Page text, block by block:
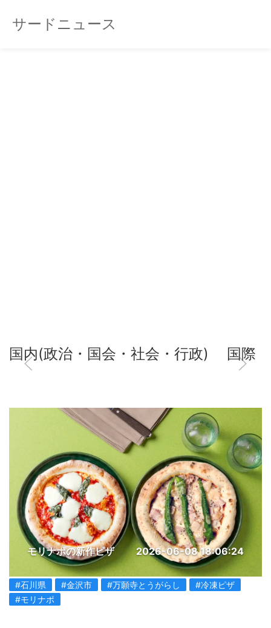
サードニュース
国内(政治・国会・社会・行政) 国際
モリナポの新作ピザ 2026-06-08 18:06:24
#石川県 #金沢市 #万願寺とうがらし
#冷凍ピザ
#モリナポ